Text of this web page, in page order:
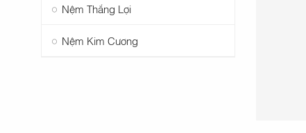
Nệm Thắng Lợi
Nệm Kim Cương